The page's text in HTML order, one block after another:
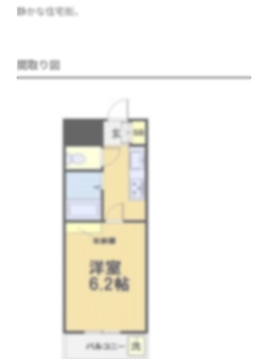
静かな住宅街。
間取り図